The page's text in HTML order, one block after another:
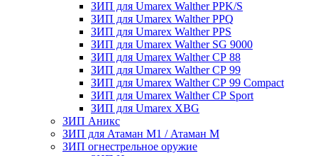
ЗИП для Umarex Walther PPK/S
ЗИП для Umarex Walther PPQ
ЗИП для Umarex Walther PPS
ЗИП для Umarex Walther SG 9000
ЗИП для Umarex Walther СР 88
ЗИП для Umarex Walther СР 99
ЗИП для Umarex Walther СР 99 Compact
ЗИП для Umarex Walther СР Sport
ЗИП для Umarex XBG
ЗИП Аникс
ЗИП для Атаман М1 / Атаман М
ЗИП огнестрельное оружие